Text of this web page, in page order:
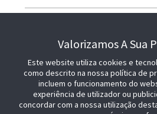
Valorizamos A Sua
Este website utiliza cookies e
como descrito na nossa política de
incluem o funcionamento do
experiência de utilizador ou
concordar com a nossa utilização